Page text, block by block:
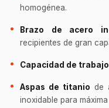
homogénea.
Brazo de acero
recipientes de gran
Capacidad de trabajo
Aspas de titanio de
inoxidable para